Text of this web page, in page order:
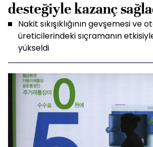
desteğiyle kazanç
Nakit sıkışıklığının gevşemesi ve
üreticilerindeki sıçramanın
yükseldi